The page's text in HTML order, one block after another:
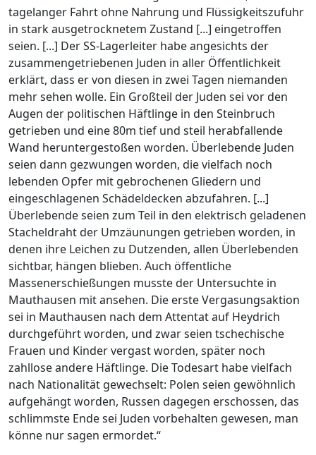
tagelanger Fahrt ohne Nahrung und Flüssigkeitszufuhr
in stark ausgetrocknetem Zustand [...] eingetroffen
seien. [...] Der SS-Lagerleiter habe angesichts der
zusammengetriebenen Juden in aller Öffentlichkeit
erklärt, dass er von diesen in zwei Tagen niemanden
mehr sehen wolle. Ein Großteil der Juden sei vor den
Augen der politischen Häftlinge in den Steinbruch
getrieben und eine 80m tief und steil herabfallende
Wand heruntergestoßen worden. Überlebende Juden
seien dann gezwungen worden, die vielfach noch
lebenden Opfer mit gebrochenen Gliedern und
eingeschlagenen Schädeldecken abzufahren. [...]
Überlebende seien zum Teil in den elektrisch geladenen
Stacheldraht der Umzäunungen getrieben worden, in
denen ihre Leichen zu Dutzenden, allen Überlebenden
sichtbar, hängen blieben. Auch öffentliche
Massenerschießungen musste der Untersuchte in
Mauthausen mit ansehen. Die erste Vergasungsaktion
sei in Mauthausen nach dem Attentat auf Heydrich
durchgeführt worden, und zwar seien tschechische
Frauen und Kinder vergast worden, später noch
zahllose andere Häftlinge. Die Todesart habe vielfach
nach Nationalität gewechselt: Polen seien gewöhnlich
aufgehängt worden, Russen dagegen erschossen, das
schlimmste Ende sei Juden vorbehalten gewesen, man
könne nur sagen ermordet.“